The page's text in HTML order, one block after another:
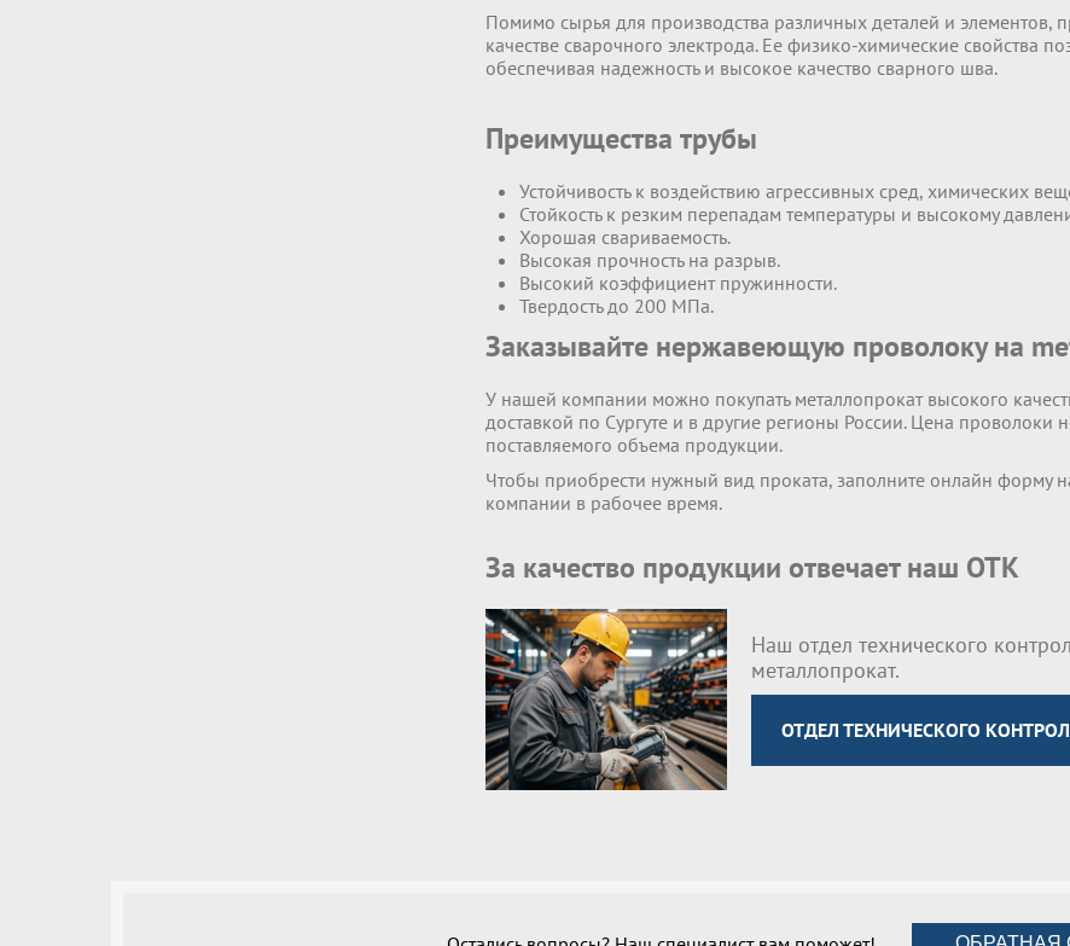
Помимо сырья для производства различных деталей и элементов,
качестве сварочного электрода. Ее физико-химические свойства
обеспечивая надежность и высокое качество сварного шва.
Преимущества трубы
Устойчивость к воздействию агрессивных сред, химических
Стойкость к резким перепадам температуры и высокому
Хорошая свариваемость.
Высокая прочность на разрыв.
Высокий коэффициент пружинности.
Твердость до 200 МПа.
Заказывайте нержавеющую проволоку на
У нашей компании можно покупать металлопрокат высокого
доставкой по Сургуте и в другие регионы России. Цена проволоки
поставляемого объема продукции.
Чтобы приобрести нужный вид проката, заполните онлайн форму
компании в рабочее время.
За качество продукции отвечает наш ОТК
Наш отдел технического
металлопрокат.
ОТДЕЛ ТЕХНИЧЕСКОГО